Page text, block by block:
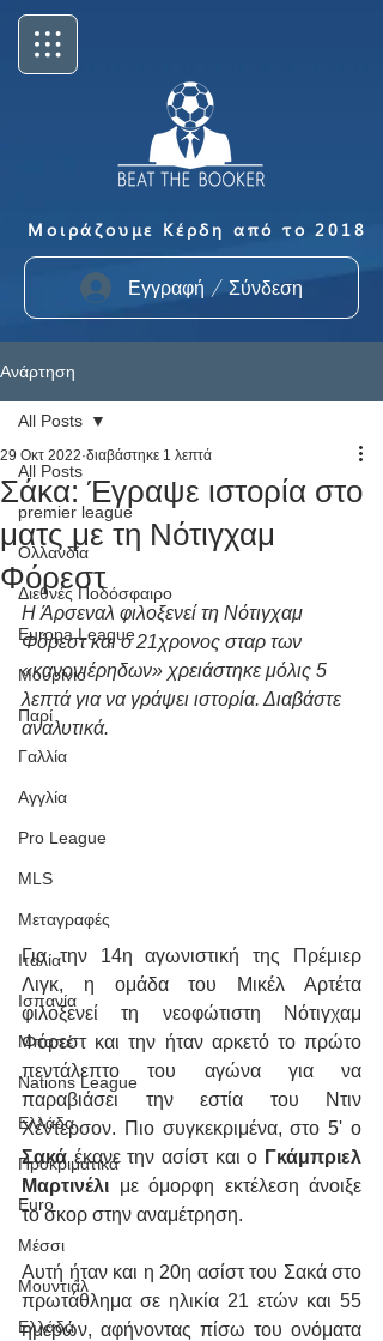
Μοιράζουμε Κέρδη από το 2018
Εγγραφή / Σύνδεση
Ανάρτηση
All Posts
premier league
Ολλανδία
Διεθνές Ποδόσφαιρο
Europa League
Μουρίνιο
Παρί
Γαλλία
Αγγλία
Pro League
MLS
Μεταγραφές
Ιταλία
Ισπανία
Μπαπέ
Nations League
Ελλάδα
Προκριματικά
Euro
Μέσσι
Μουντιάλ
Ελλάδα
All Posts
Σάκα: Έγραψε ιστορία στο
ματς με τη Νότιγχαμ
Φόρεστ
29 Οκτ 2022 διαβάστηκε 1 λεπτά
H Άρσεναλ φιλοξενεί τη Νότιγχαμ
Φόρεστ και ο 21χρονος σταρ των
«κανονιέρηδων» χρειάστηκε μόλις 5
λεπτά για να γράψει ιστορία. Διαβάστε
αναλυτικά.
Για την 14η αγωνιστική της Πρέμιερ
Λιγκ, η ομάδα του Μικέλ Αρτέτα
φιλοξενεί τη νεοφώτιστη Νότιγχαμ
Φόρεστ και την ήταν αρκετό το πρώτο
πεντάλεπτο του αγώνα για να
παραβιάσει την εστία του Ντιν
Σακά έκανε την ασίστ και ο Γκάμπριελ
Μαρτινέλι με όμορφη εκτέλεση άνοιξε
το σκορ στην αναμέτρηση.
Αυτή ήταν και η 20η ασίστ του Σακά στο
πρωτάθλημα σε ηλικία 21 ετών και 55
ημερών, αφήνοντας πίσω του ονόματα